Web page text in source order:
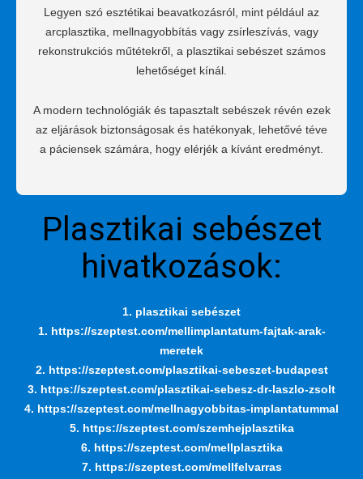
Legyen szó esztétikai beavatkozásról, mint például az
arcplasztika, mellnagyobbítás vagy zsírleszívás, vagy
rekonstrukciós műtétekről, a plasztikai sebészet számos
lehetőséget kínál.
A modern technológiák és tapasztalt sebészek révén ezek
az eljárások biztonságosak és hatékonyak, lehetővé téve
a páciensek számára, hogy elérjék a kívánt eredményt.
Plasztikai sebészet
hivatkozások:
1. plasztikai sebészet
1. https://szeptest.com/mellimplantatum-fajtak-arak-
meretek
2. https://szeptest.com/plasztikai-sebeszet-budapest
3. https://szeptest.com/plasztikai-sebesz-dr-laszlo-zsolt
4. https://szeptest.com/mellnagyobbitas-implantatummal
5. https://szeptest.com/szemhejplasztika
6. https://szeptest.com/mellplasztika
7. https://szeptest.com/mellfelvarras